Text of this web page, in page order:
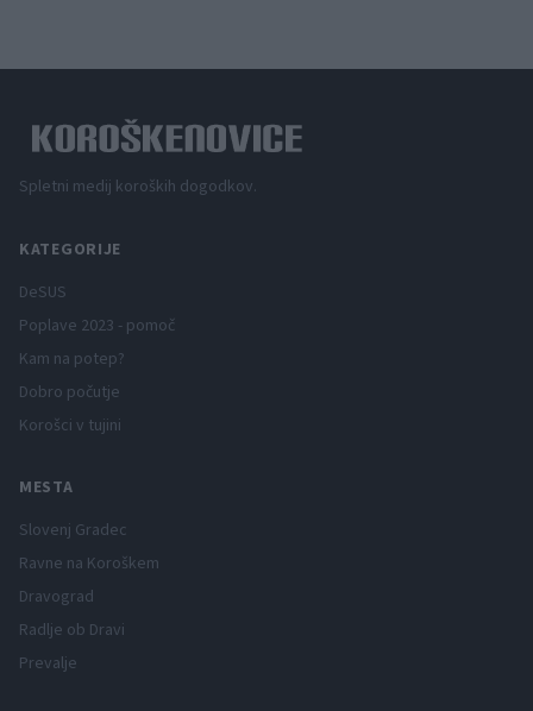
Spletni medij koroških dogodkov.
KATEGORIJE
DeSUS
Poplave 2023 - pomoč
Kam na potep?
Dobro počutje
Korošci v tujini
MESTA
Slovenj Gradec
Ravne na Koroškem
Dravograd
Radlje ob Dravi
Prevalje